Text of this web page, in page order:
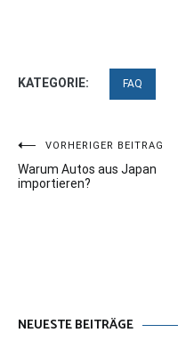
KATEGORIE: FAQ
Beitragsnavigation
VORHERIGER BEITRAG
Warum Autos aus Japan
importieren?
NEUESTE BEITRÄGE